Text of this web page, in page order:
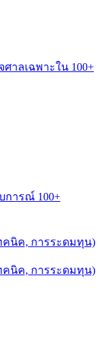
าลเฉพาะใน 100+
ารณ์ 100+
คนิค, การระดมทุน)
คนิค, การระดมทุน)